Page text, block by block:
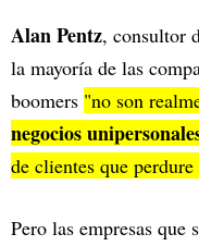
Alan Pentz, consultor
la mayoría de las
boomers "no son
negocios
de clientes que
Pero las empresas